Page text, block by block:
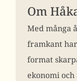
Om
Med många
framkant
format
ekonomi och